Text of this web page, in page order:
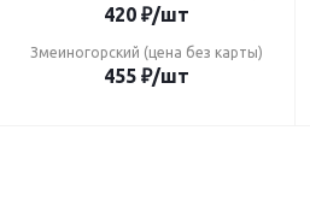
420 ₽/шт
Змеиногорский (цена без карты)
455 ₽/шт